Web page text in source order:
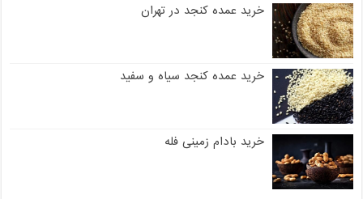
خرید عمده کنجد در تهران
خرید عمده کنجد سیاه و سفید
خرید بادام زمینی فله